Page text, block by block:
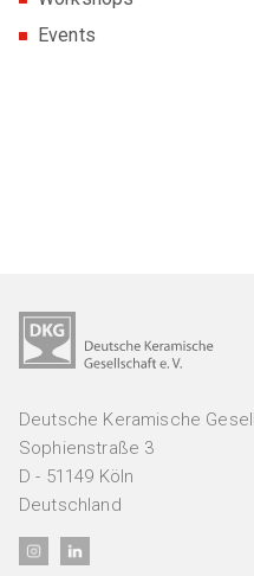
EXPERTENKREISE
Veranstaltungen
Alle Veranstaltungen
Kongress / Tagung
DKG Jahrestagung
Fortbildungsseminar
Mitglieder
Persönliche
Jobs &
Events
Deutsche Keramische
Sophienstraße 3
D - 51149 Köln
Deutschland